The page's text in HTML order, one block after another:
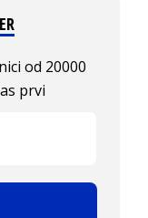
od 20000
prvi